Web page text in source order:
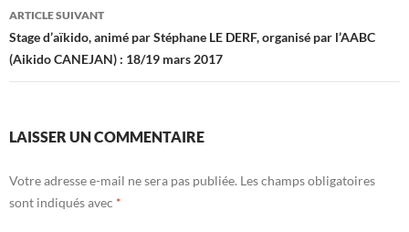
ARTICLE SUIVANT
Stage d’aïkido, animé par Stéphane LE DERF, organisé par l’AABC
(Aikido CANEJAN) : 18/19 mars 2017
LAISSER UN COMMENTAIRE
Votre adresse e-mail ne sera pas publiée. Les champs obligatoires
sont indiqués avec *